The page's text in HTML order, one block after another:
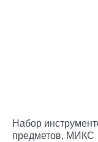
Набор
предметов, МИКС